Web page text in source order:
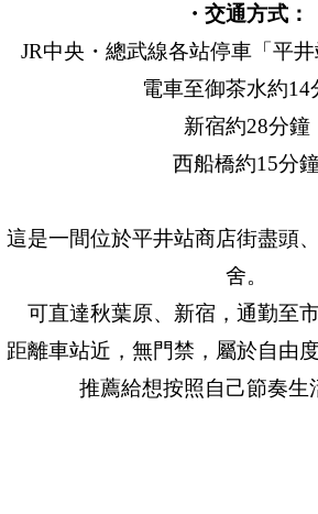
・交通方式：
JR中央・總武線各站停車「平
電車至御茶水約14
新宿約28分鐘
西船橋約15分
這是一間位於平井站商店街盡頭
舍。
可直達秋葉原、新宿，通勤至
距離車站近，無門禁，屬於自由
推薦給想按照自己節奏生